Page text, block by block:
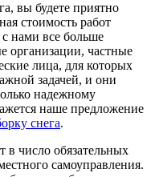
вы будете приятно
стоимость работ
с нами все больше
организации, частные
лица, для которых
задачей, и они
надежному
наше предложение
снега.
в число обязательных
самоуправления.